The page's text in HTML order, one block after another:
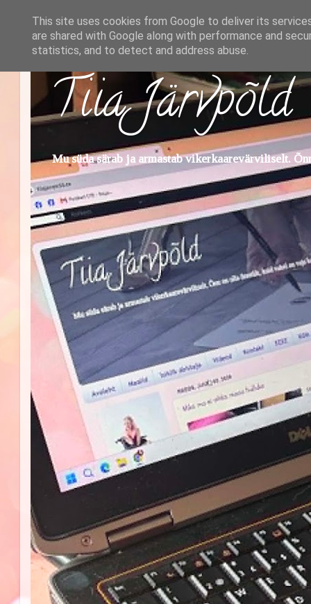
Tiia Järvpõld
Mu süda särab ja armastab vikerkaarevärviliselt.
This site uses cookies from Google to deliver its
are shared with Google along with performance and
statistics, and to detect and address abuse.